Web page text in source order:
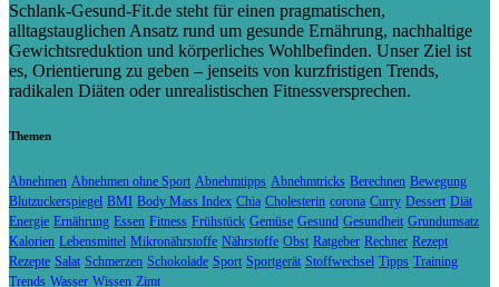
Schlank-Gesund-Fit.de steht für einen pragmatischen,
alltagstauglichen Ansatz rund um gesunde Ernährung, nachhaltige
Gewichtsreduktion und körperliches Wohlbefinden. Unser Ziel ist
es, Orientierung zu geben – jenseits von kurzfristigen Trends,
radikalen Diäten oder unrealistischen Fitnessversprechen.
Themen
Abnehmen Abnehmen ohne Sport Abnehmtipps Abnehmtricks Berechnen Bewegung
Blutzuckerspiegel BMI Body Mass Index Chia Cholesterin corona Curry Dessert Diät
Energie Ernährung Essen Fitness Frühstück Gemüse Gesund Gesundheit Grundumsatz
Kalorien Lebensmittel Mikronährstoffe Nährstoffe Obst Ratgeber Rechner Rezept
Rezepte Salat Schmerzen Schokolade Sport Sportgerät Stoffwechsel Tipps Training
Trends Wasser Wissen Zimt